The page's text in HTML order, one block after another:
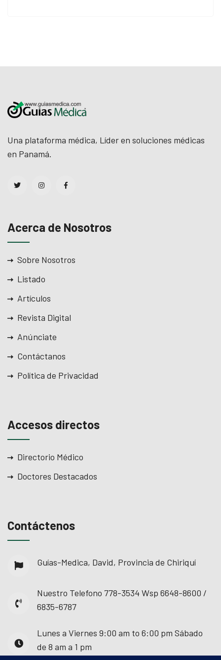
Una plataforma médica, Líder en soluciones médicas
en Panamá.
Acerca de Nosotros
Sobre Nosotros
Listado
Artículos
Revista Digital
Anúnciate
Contáctanos
Política de Privacidad
Accesos directos
Directorio Médico
Doctores Destacados
Contáctenos
Guías-Medica, David, Provincia de Chiriquí
Nuestro Telefono 778-3534 Wsp 6648-8600 /
6835-6787
Lunes a Viernes 9:00 am to 6:00 pm Sábado
de 8 am a 1 pm